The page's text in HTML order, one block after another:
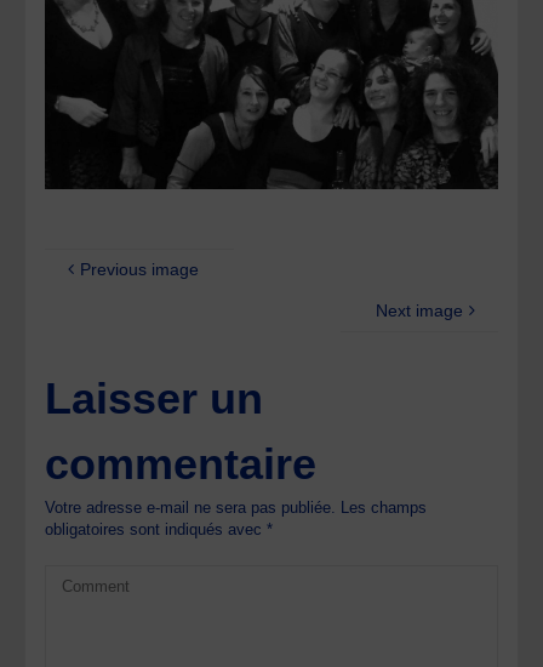
Previous image
Next image
Laisser un
commentaire
Votre adresse e-mail ne sera pas publiée. Les champs
obligatoires sont indiqués avec*